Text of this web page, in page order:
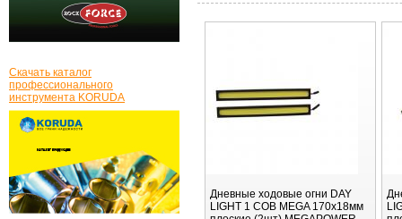
Дневные ходовые огни DAY
LIGHT 1 COB MEGA 170х18мм
Скачать каталог
профессионального
инструмента KORUDA